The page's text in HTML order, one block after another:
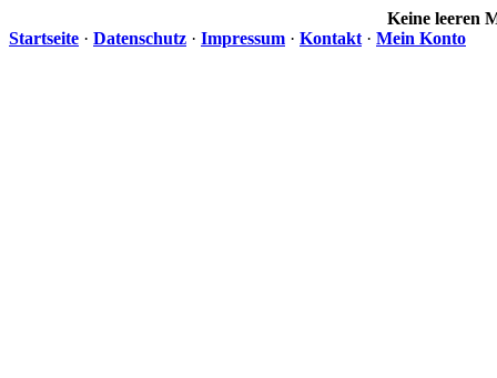
Keine leeren
Startseite · Datenschutz · Impressum · Kontakt · Mein Konto